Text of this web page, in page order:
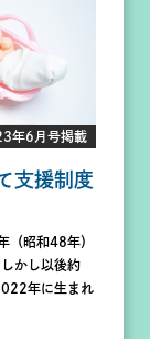
年6月号掲載
支援制度
（昭和48年）
かし以後約
年に生まれ